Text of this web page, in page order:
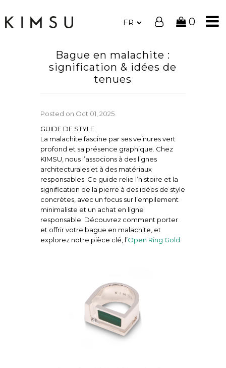
0
Bague en malachite :
signification & idées de
tenues
Posted on Oct 01, 2025
GUIDE DE STYLE
La malachite fascine par ses veinures vert
profond et sa présence graphique. Chez
KIMSU, nous l’associons à des lignes
architecturales et à des matériaux
responsables. Ce guide relie l’histoire et la
signification de la pierre à des idées de style
concrètes, avec un focus sur l’empilement
minimaliste et un achat en ligne
responsable. Découvrez comment porter
et offrir votre bague en malachite, et
explorez notre pièce clé, l’Open Ring Gold